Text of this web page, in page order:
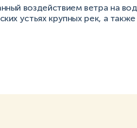
воздействием ветра на
устьях крупных рек, а